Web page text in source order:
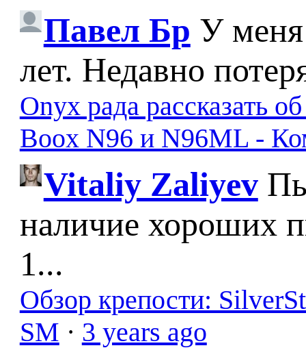
Павел Бр У меня
лет. Недавно
Onyx рада рассказать
Boox N96 и N96ML -
Vitaliy Zaliyev
наличие хороших
1...
Обзор крепости:
SM · 3 years ago